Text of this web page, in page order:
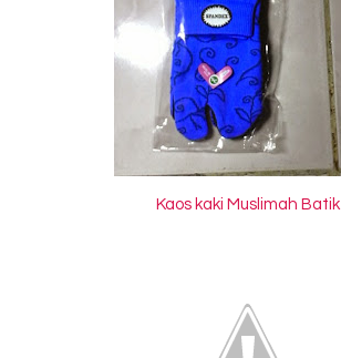
Kaos kaki Muslimah Batik